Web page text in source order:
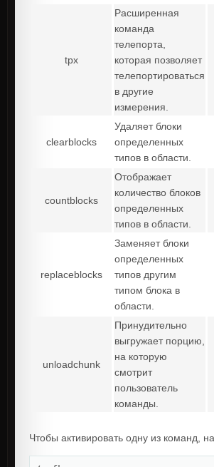
tpx
Расширенная
команда
телепорта,
которая позволяет
телепортироваться
в другие
измерения.
clearblocks
Удаляет блоки
определенных
типов в области.
countblocks
Отображает
количество блоков
определенных
типов в области.
replaceblocks
Заменяет блоки
определенных
типов другим
типом блока в
области.
unloadchunk
Принудительно
выгружает порцию,
на которую
смотрит
пользователь
команды.
Чтобы активировать одну из команд,